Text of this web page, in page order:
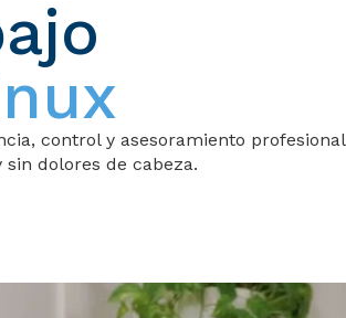
control y asesoramiento profesional
dolores de cabeza.